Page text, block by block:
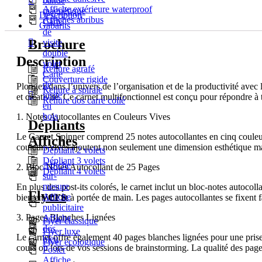
magnétique
Carte
de
visite
double
volet
Carte
de
visite
en
bois
Affiches
Affiche
sur-
mesure
Affiche
publicitaire
Affiche
dos
bleu
Poster
Affiche extérieure waterproof
Affiches abribus
Brochure
Reliure agrafé
Couverture rigide
Reliure à spirale
Reliure dos carré collé
Dépliants
Dépliant 2 volets
Dépliant 3 volets
Dépliant 4 volets
Flyers
Flyer classique
Flyer luxe
Flyer écologique
Description
Gabarits
Description
Plongez dans l’univers de l’organisation et de la productivité
et créativité. Ce carnet multifonctionnel est conçu pour répondre
1. Notes Autocollantes en Couleurs Vives
Le Carnet Spinner comprend 25 notes autocollantes en cinq
couleurs vives ajoutent non seulement une dimension esthétique
2. Bloc-Notes Autocollant de 25 Pages
En plus des post-its colorés, le carnet inclut un bloc-notes
bien en vue et à portée de main. Les pages autocollantes se
3. Pages Blanches Lignées
Le carnet offre également 40 pages blanches lignées pour une
cours ou lors de vos sessions de brainstorming. La qualité des